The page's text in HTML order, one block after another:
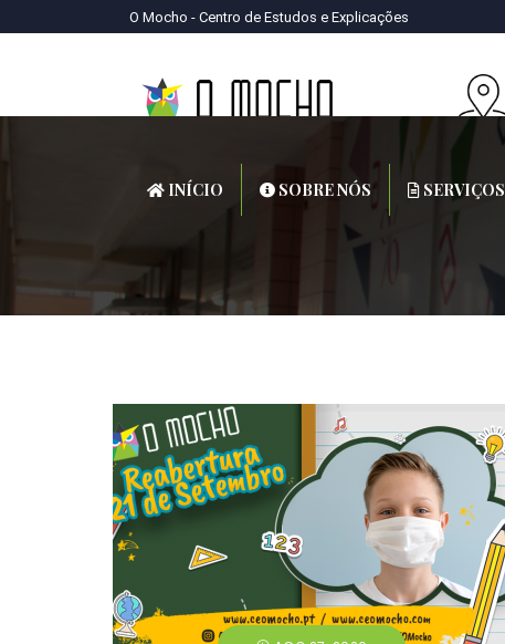
O Mocho - Centro de Estudos e Explicações
INÍCIO SOBRE NÓS SERVIÇOS